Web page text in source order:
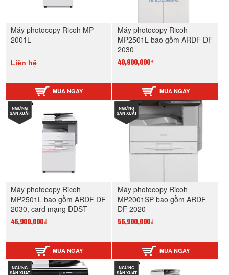
Máy photocopy Ricoh MP
2001L
Liên hệ
MUA NGAY
Máy photocopy Ricoh
MP2501L bao gồm ARDF DF
2030
40,900,000₫
MUA NGAY
NGỪNG
SẢN XUẤT
Máy photocopy Ricoh
MP2501L bao gồm ARDF DF
2030, card mạng DDST
46,900,000₫
MUA NGAY
NGỪNG
SẢN XUẤT
Máy photocopy Ricoh
MP2001SP bao gồm ARDF
DF 2020
56,900,000₫
MUA NGAY
NGỪNG
SẢN XUẤT
NGỪNG
SẢN XUẤT